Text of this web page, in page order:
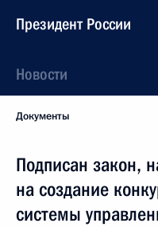
Президент России
Новости
Документы
Подписан закон,
на создание
системы